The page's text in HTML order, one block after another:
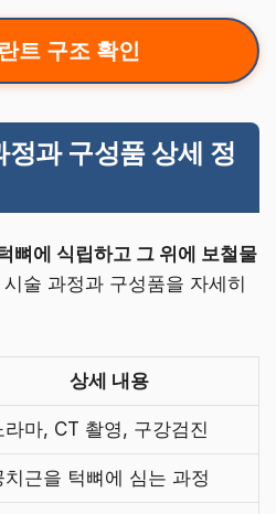
트 구조 확인
과 구성품 상세 정
뼈에 식립하고 그 위에 보철물
시술 과정과 구성품을 자세히
상세 내용
라마, CT 촬영, 구강검진
치근을 턱뼈에 심는 과정